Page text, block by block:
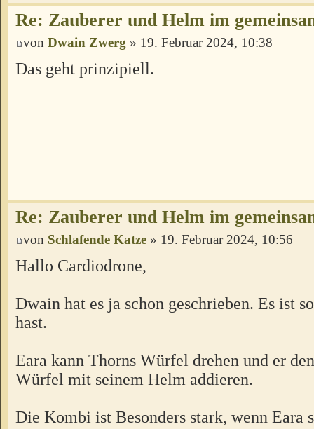
Re: Zauberer und Helm im
von Dwain Zwerg » 19. Februar 2024, 10:38
Das geht prinzipiell.
Re: Zauberer und Helm im
von Schlafende Katze » 19. Februar 2024, 10:56
Hallo Cardiodrone,
Dwain hat es ja schon geschrieben. Es ist
hast.
Eara kann Thorns Würfel drehen und er
Würfel mit seinem Helm addieren.
Die Kombi ist Besonders stark, wenn Eara